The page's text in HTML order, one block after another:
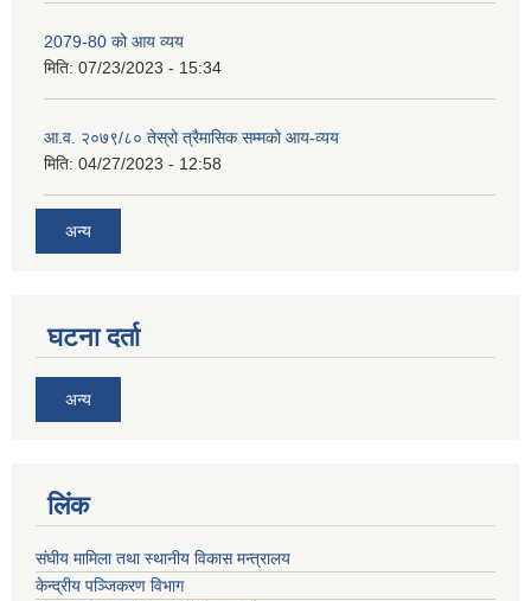
2079-80 को आय व्यय
मिति: 07/23/2023 - 15:34
आ.व. २०७९/८० तेस्रो त्रैमासिक सम्मको आय-व्यय
मिति: 04/27/2023 - 12:58
अन्य
घटना दर्ता
अन्य
लिंक
संघीय मामिला तथा स्थानीय विकास मन्त्रालय
केन्द्रीय पञ्जिकरण विभाग